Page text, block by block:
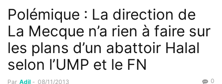
Polémique : La direction de
La Mecque n’a rien à faire sur
les plans d’un abattoir Halal
selon l’UMP et le FN
Par Adil - 08/11/2013 0